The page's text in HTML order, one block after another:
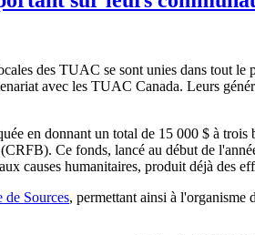
des TUAC se sont unies dans tout le
avec les TUAC Canada. Leurs
en donnant un total de 15 000 $ à
Ce fonds, lancé au début de
causes humanitaires, produit déjà des
Sources, permettant ainsi à l'organisme